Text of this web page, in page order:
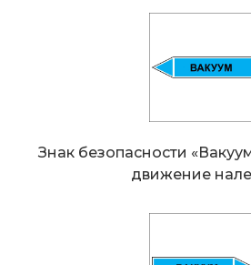
Знак безопасности
движение